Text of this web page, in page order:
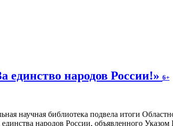
единство народов России!» 6+
научная библиотека подвела итоги
народов России, объявленного